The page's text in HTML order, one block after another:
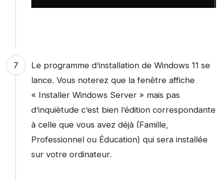
Le programme d’installation de Windows 11 se
lance. Vous noterez que la fenêtre affiche
« Installer Windows Server » mais pas
d’inquiètude c’est bien l’édition correspondante
à celle que vous avez déjà (Famille,
Professionnel ou Éducation) qui sera installée
sur votre ordinateur.